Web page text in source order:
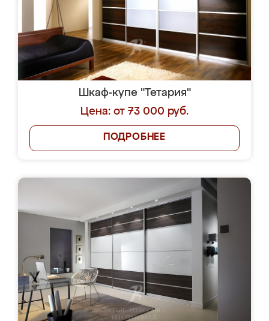
Шкаф-купе "Тетария"
Цена: от 73 000 руб.
ПОДРОБНЕЕ